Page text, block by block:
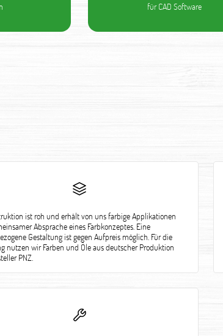
für CAD Software
ist roh und erhält von uns farbige Applikationen
Absprache eines Farbkonzeptes. Eine
Gestaltung ist gegen Aufpreis möglich. Für die
nutzen wir Farben und Öle aus deutscher Produktion
PNZ.